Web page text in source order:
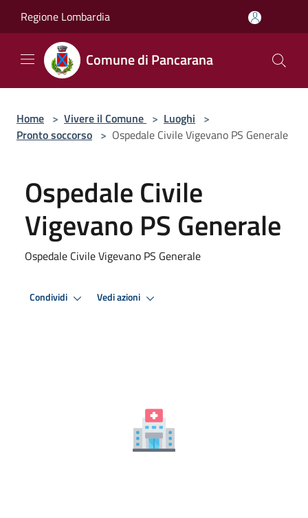
Regione Lombardia
Comune di Pancarana
Home > Vivere il Comune > Luoghi >
Pronto soccorso > Ospedale Civile Vigevano PS Generale
Ospedale Civile
Vigevano PS Generale
Ospedale Civile Vigevano PS Generale
Condividi Vedi azioni